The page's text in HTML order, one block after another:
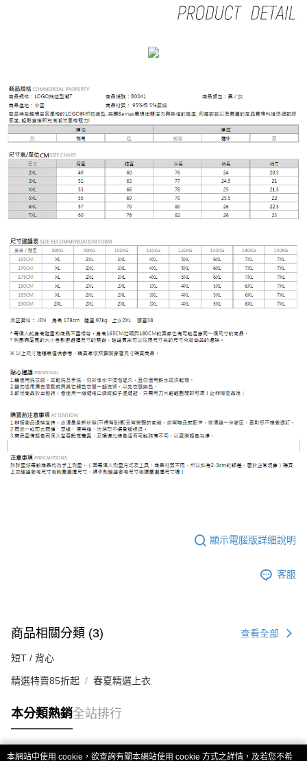
顯示電腦版詳細說明
客服
商品相關分類 (3) 查看全部
短T / 背心
精選特賣85折起 春夏精選上衣
本分類熱銷全站排行
本網站中使用 cookie，欲查詢有關本網站使用 cookie 方式之詳情，及若您不希